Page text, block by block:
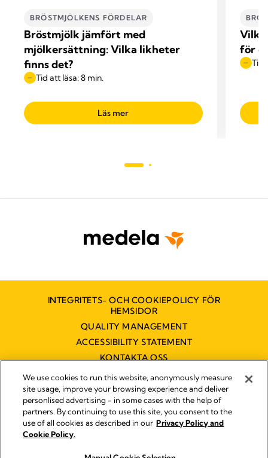
BRÖSTMJÖLKENS FÖRDELAR
Bröstmjölk jämfört med
mjölkersättning: Vilka likheter
finns det?
Tid att läsa: 8 min.
Läs mer
Vilka
för
Tid
INTEGRITETS- OCH COOKIEPOLICY FÖR
HEMSIDOR
QUALITY MANAGEMENT
ACCESSIBILITY STATEMENT
KONTAKTA OSS
TILLGÄNGLIGHETSUTLÅTANDE
Impressum
Legal Notice
We use cookies to run this website, anonymously measure
site usage, improve your browsing experience and deliver
personlised advertising - in some cases with the help of
partners. By continuing to use this site, you consent to the
use of all cookies as described in our Privacy Policy and
Cookie Policy.